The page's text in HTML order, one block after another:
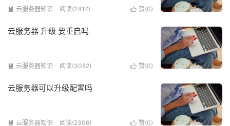
 云服务器知识 阅读(2417)  赞(0)
云服务器 升级 要重启吗
 云服务器知识 阅读(3082)  赞(0)
云服务器可以升级配置吗
 云服务器知识 阅读(2306)  赞(0)